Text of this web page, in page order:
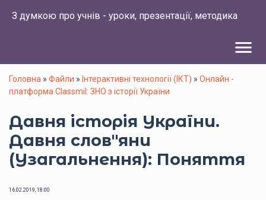
З думкою про учнів - уроки, презентації, методика
menu
Головна » Файли » Інтерактивні технології (ІКТ) » Онлайн -
платформа Classmil: ЗНО з історії України
Давня історія України.
Давня слов"яни
(Узагальнення): Поняття
16.02.2019, 18:00